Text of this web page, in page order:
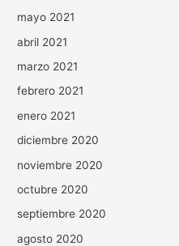
mayo 2021
abril 2021
marzo 2021
febrero 2021
enero 2021
diciembre 2020
noviembre 2020
octubre 2020
septiembre 2020
agosto 2020